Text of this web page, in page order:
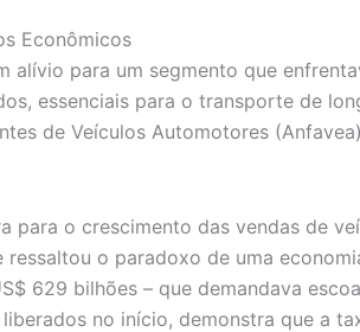
Econômicos
alívio para um segmento que
essenciais para o transporte de
de Veículos Automotores
para o crescimento das vendas de
ressaltou o paradoxo de uma
629 bilhões – que demandava
no início, demonstra que a